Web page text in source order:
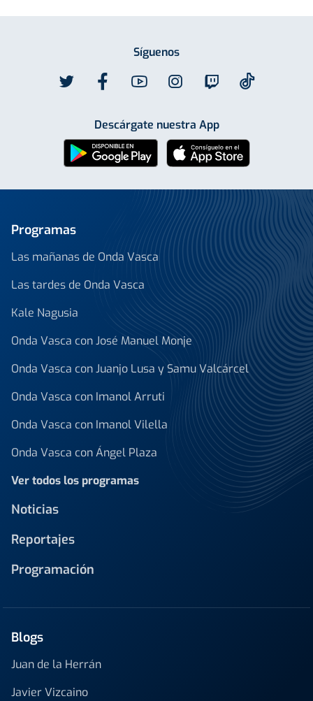
Síguenos
Descárgate nuestra App
Programas
Las mañanas de Onda Vasca
Las tardes de Onda Vasca
Kale Nagusia
Onda Vasca con José Manuel Monje
Onda Vasca con Juanjo Lusa y Samu Valcárcel
Onda Vasca con Imanol Arruti
Onda Vasca con Imanol Vilella
Onda Vasca con Ángel Plaza
Ver todos los programas
Noticias
Reportajes
Programación
Blogs
Juan de la Herrán
Javier Vizcaino